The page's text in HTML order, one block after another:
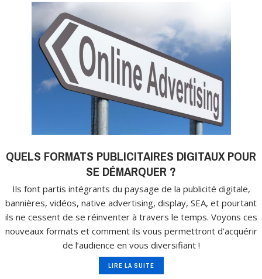
QUELS FORMATS PUBLICITAIRES DIGITAUX POUR
SE DÉMARQUER ?
Ils font partis intégrants du paysage de la publicité digitale,
bannières, vidéos, native advertising, display, SEA, et pourtant
ils ne cessent de se réinventer à travers le temps. Voyons ces
nouveaux formats et comment ils vous permettront d’acquérir
de l’audience en vous diversifiant !
LIRE LA SUITE